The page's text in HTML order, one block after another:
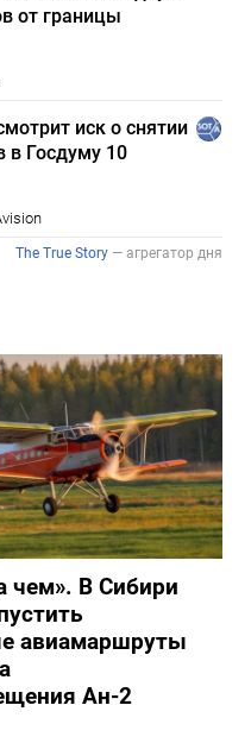
чем». В Сибири
авиамаршруты
Ан-2